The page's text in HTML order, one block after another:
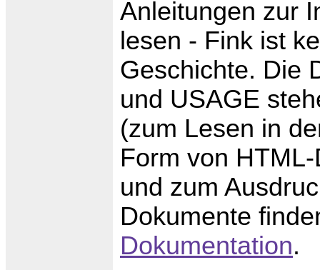
Anleitungen zur
lesen - Fink ist
Geschichte. Die
und USAGE
(zum Lesen in
Form von
und zum
Dokumente
Dokumentation.